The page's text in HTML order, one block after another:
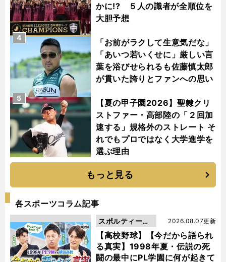
かに!? ５人の識者が全順位を
大胆予想
「お前がラクして生意気だな」
「あいつ若いくせに」厳しい言
葉を浴びせられるも佐藤慎太郎
が貫いた誇りとファンへの思い
4
【夏の甲子園2026】聖隷クリ
ストファー・高部陸の「２回加
速する」規格外のストレート そ
れでもプロではなく大学進学を
選ぶ理由
5
もっと見る
各スポーツコラム記事
【高校野球】【今だから語られ
る真実】1998年夏・伝説の死
闘の最中にPL学園に何が起きて
2026.08.07更新
スポルティーバ
動画